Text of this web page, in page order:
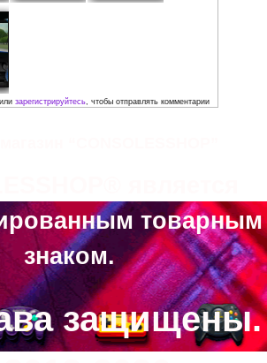
товарным
знаком.
защищены.